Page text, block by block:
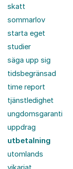
skatt
sommarlov
starta eget
studier
säga upp sig
tidsbegränsad
time report
tjänstledighet
ungdomsgaranti
uppdrag
utbetalning
utomlands